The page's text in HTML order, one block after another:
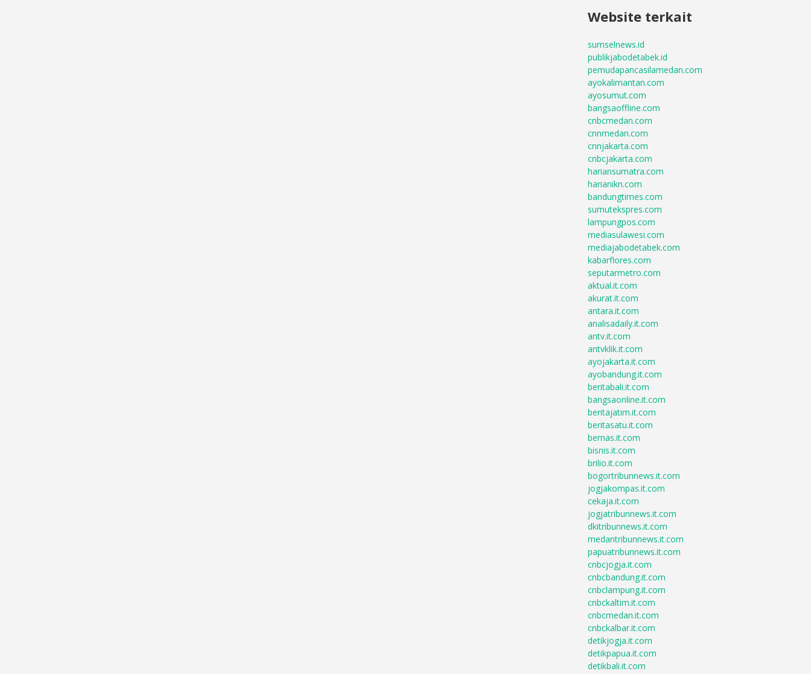
Website terkait
sumselnews.id
publikjabodetabek.id
pemudapancasilamedan.com
ayokalimantan.com
ayosumut.com
bangsaoffline.com
cnbcmedan.com
cnnmedan.com
cnnjakarta.com
cnbcjakarta.com
hariansumatra.com
harianikn.com
bandungtimes.com
sumutekspres.com
lampungpos.com
mediasulawesi.com
mediajabodetabek.com
kabarflores.com
seputarmetro.com
aktual.it.com
akurat.it.com
antara.it.com
analisadaily.it.com
antv.it.com
antvklik.it.com
ayojakarta.it.com
ayobandung.it.com
beritabali.it.com
bangsaonline.it.com
beritajatim.it.com
beritasatu.it.com
bernas.it.com
bisnis.it.com
brilio.it.com
bogortribunnews.it.com
jogjakompas.it.com
cekaja.it.com
jogjatribunnews.it.com
dkitribunnews.it.com
medantribunnews.it.com
papuatribunnews.it.com
cnbcjogja.it.com
cnbcbandung.it.com
cnbclampung.it.com
cnbckaltim.it.com
cnbcmedan.it.com
cnbckalbar.it.com
detikjogja.it.com
detikpapua.it.com
detikbali.it.com